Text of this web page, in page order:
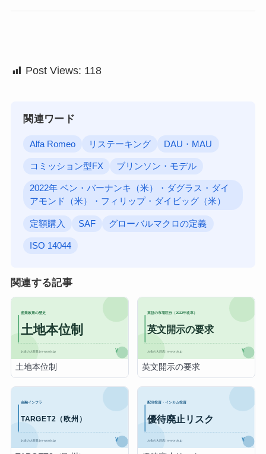
Post Views: 118
関連ワード
Alfa Romeo リステーキング DAU・MAU
コミッション型FX ブリンソン・モデル
2022年 ベン・バーナンキ（米）・ダグラス・ダイ
アモンド（米）・フィリップ・ダイビッグ（米）
定額購入 SAF グローバルマクロの定義
ISO 14044
関連する記事
土地本位制 英文開示の要求